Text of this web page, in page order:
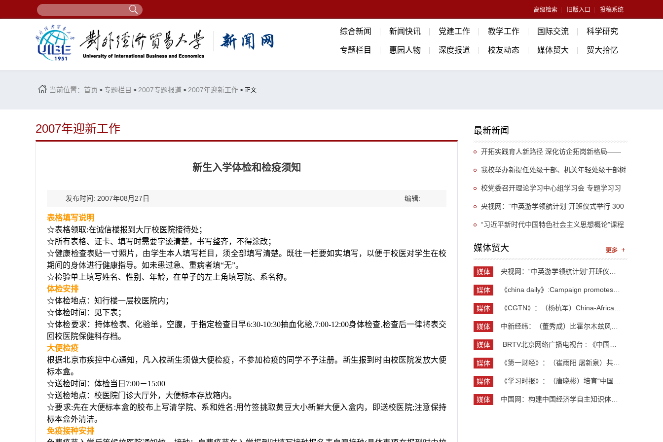
高级检索 旧版入口 投稿系统
综合新闻 新闻快讯 党建工作 教学工作 国际交流 科学研究
专题栏目 惠园人物 深度报道 校友动态 媒体贸大 贸大拾忆
当前位置： 首页 > 专题栏目 > 2007专题报道 > 2007年迎新工作 > 正文
2007年迎新工作
新生入学体检和检疫须知
发布时间: 2007年08月27日 编辑:
表格填写说明
☆表格领取:在诚信楼报到大厅校医院接待处；
☆所有表格、证卡、填写时需要字迹清楚，书写整齐，不得涂改；
☆健康检查表贴一寸照片，由学生本人填写栏目，须全部填写清楚。既往一栏要如实填写，以便于校医对学生在校
期间的身体进行健康指导。如未患过急、重病者填“无”。
☆检验单上填写姓名、性别、年龄，在单子的左上角填写院、系名称。
体检安排
☆体检地点：知行楼一层校医院内；
☆体检时间：见下表；
☆体检要求：持体检表、化验单，空腹，于指定检查日早6:30-10:30抽血化验,7:00-12:00身体检查,检查后一律将表交
回校医院保健科存档。
大便检疫
根据北京市疾控中心通知，凡入校新生须做大便检疫，不参加检疫的同学不予注册。新生报到时由校医院发放大便
标本盒。
☆送检时间：体检当日 7:00－15:00
☆送检地点：校医院门诊大厅外，大便标本存放箱内。
☆要求:先在大便标本盒的胶布上写清学院、系和姓名 :用竹签挑取黄豆大小新鲜大便入盒内，即送校医院;注意保持
标本盒外清洁。
免疫接种安排
最新新闻
开拓实践育人新路径 深化访企拓岗新格局——
法学院持续拓宽校企协同育人渠道，不断加强各方
资源联动
我校举办新提任处级干部、机关年轻处级干部树
立和践行正确政绩观专题培训班
校党委召开理论学习中心组学习会 专题学习习
近平总书记关于推动哲学社会科学高质量发展的重
要指示精神
央视网：“中英游学领航计划”开班仪式举行 300
余名英国学生开启“游学中国”旅程
“习近平新时代中国特色社会主义思想概论”课程
“UIBE新思想大讲堂”第九讲开讲
媒体贸大
媒体
媒体
媒体
媒体
媒体
媒体
媒体
媒体